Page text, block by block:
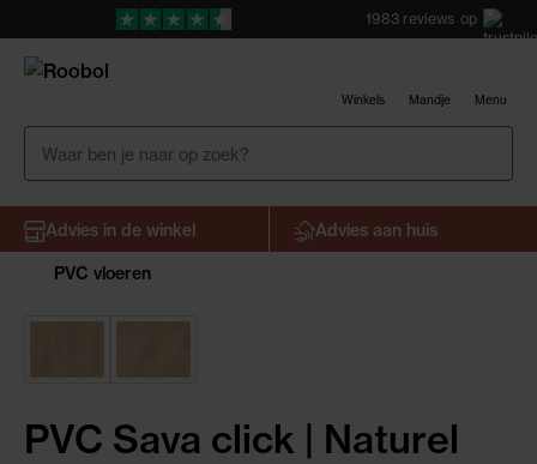
1983 reviews op
Winkels Mandje Menu
Advies in de winkel
Advies aan huis
PVC vloeren
PVC Sava click | Naturel